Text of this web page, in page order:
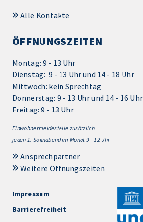
Alle Kontakte
ÖFFNUNGSZEITEN
Montag: 9 - 13 Uhr
Dienstag: 9 - 13 Uhr und 14 - 18 Uhr
Mittwoch: kein Sprechtag
Donnerstag: 9 - 13 Uhr und 14 - 16 Uhr
Freitag: 9 - 13 Uhr
Einwohnermeldestelle zusätzlich
jeden 1. Sonnabend im Monat 9 - 12 Uhr
Ansprechpartner
Weitere Öffnungszeiten
Impressum
Barrierefreiheit